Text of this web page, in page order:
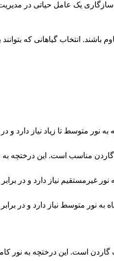
سازگاری یک عامل حیاتی در
باشند. انتخاب گیاهانی که
نور متوسط تا زیاد نیاز دارد و
گاردن مناسب است. این درختچه
نیاز دارد و در
به نور متوسط نیاز دارد و در
است. این درختچه به نور